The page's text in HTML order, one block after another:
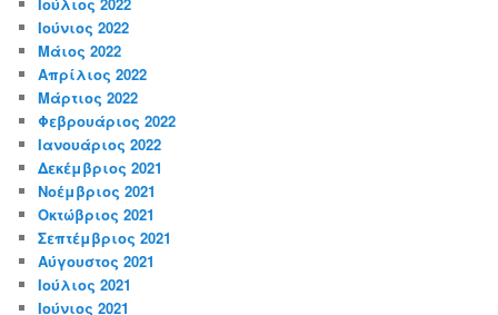
Ιούνιος 2022
Μάιος 2022
Απρίλιος 2022
Μάρτιος 2022
Φεβρουάριος 2022
Ιανουάριος 2022
Δεκέμβριος 2021
Νοέμβριος 2021
Οκτώβριος 2021
Σεπτέμβριος 2021
Αύγουστος 2021
Ιούλιος 2021
Ιούνιος 2021